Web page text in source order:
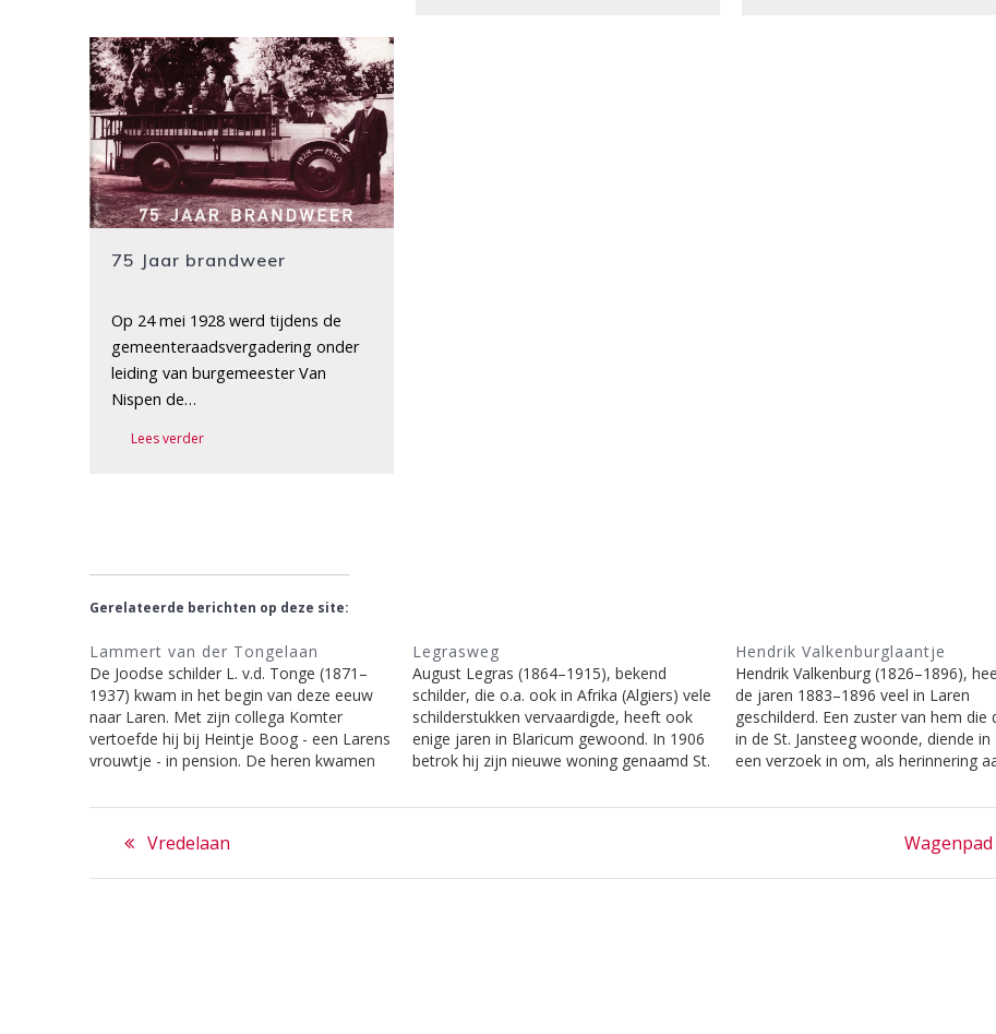
75 Jaar brandweer
Op 24 mei 1928 werd tijdens de
gemeenteraadsvergadering onder
leiding van burgemeester Van
Nispen de…
Lees verder
Gerelateerde berichten op deze site:
Lammert van der Tongelaan
De Joodse schilder L. v.d. Tonge (1871–
1937) kwam in het begin van deze eeuw
naar Laren. Met zijn collega Komter
vertoefde hij bij Heintje Boog - een Larens
vrouwtje - in pension. De heren kwamen
doel het binnenhuis te schilderen en
Legrasweg
August Legras (1864–1915), bekend
schilder, die o.a. ook in Afrika (Algiers) vele
schilderstukken vervaardigde, heeft ook
enige jaren in Blaricum gewoond. In 1906
betrok hij zijn nieuwe woning genaamd St.
beschilderde de topgevel van zijn woning
Hendrik Valkenburglaantje
Hendrik Valkenburg (1826–1896),
de jaren 1883–1896 veel in Laren
geschilderd. Een zuster van hem die
in de St. Jansteeg woonde, diende in
een verzoek in om, als herinnering
Valkenburglaantje te geven. Hoewel
Bericht
navigatie
Previous
Vredelaan
Next
Wagenpad